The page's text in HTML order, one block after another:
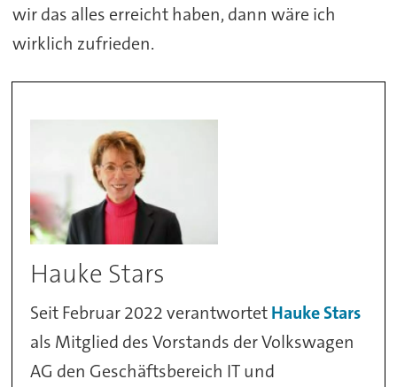
wir das alles erreicht haben, dann wäre ich
wirklich zufrieden.
Hauke Stars
Seit Februar 2022 verantwortetHauke Stars
als Mitglied des Vorstands der Volkswagen
AG den Geschäftsbereich IT und